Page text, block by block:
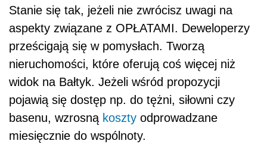
Stanie się tak, jeżeli nie zwrócisz uwagi na
aspekty związane z OPŁATAMI. Deweloperzy
prześcigają się w pomysłach. Tworzą
nieruchomości, które oferują coś więcej niż
widok na Bałtyk. Jeżeli wśród propozycji
pojawią się dostęp np. do tężni, siłowni czy
basenu, wzrosną koszty odprowadzane
miesięcznie do wspólnoty.